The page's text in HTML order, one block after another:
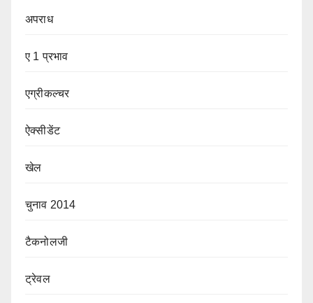
अपराध
ए 1 प्रभाव
एग्रीकल्चर
ऐक्सीडेंट
खेल
चुनाव 2014
टैकनोलजी
ट्रेवल